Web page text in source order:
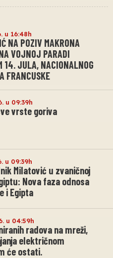
u 16:48h
NA POZIV MAKRONA
VOJNOJ PARADI
14. JULA, NACIONALNOG
FRANCUSKE
u 09:39h
vrste goriva
u 09:39h
Milatović u zvaničnoj
Nova faza odnosa
i Egipta
u 04:59h
radova na mreži,
električnom
će ostati.